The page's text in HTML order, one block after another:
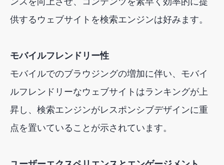
供するウェブサイトを検索エンジンは好みます。
モバイルフレンドリー性
モバイルでのブラウジングの増加に伴い、モバイ
ルフレンドリーなウェブサイトはランキングが上
昇し、検索エンジンがレスポンシブデザインに重
点を置いていることが示されています。